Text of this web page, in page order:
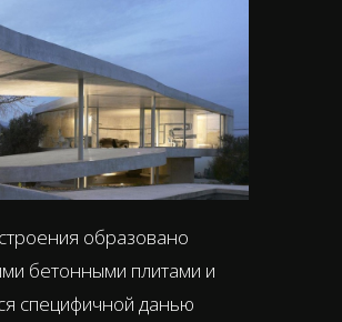
образовано
бетонными плитами и
специфичной данью